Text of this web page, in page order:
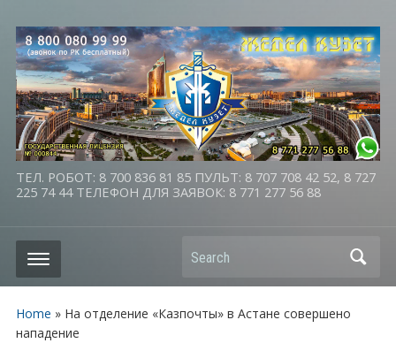
ТЕЛ. РОБОТ: 8 700 836 81 85 ПУЛЬТ: 8 707 708 42 52, 8 727
225 74 44 ТЕЛЕФОН ДЛЯ ЗАЯВОК: 8 771 277 56 88
Search
Home » На отделение «Казпочты» в Астане совершено
нападение